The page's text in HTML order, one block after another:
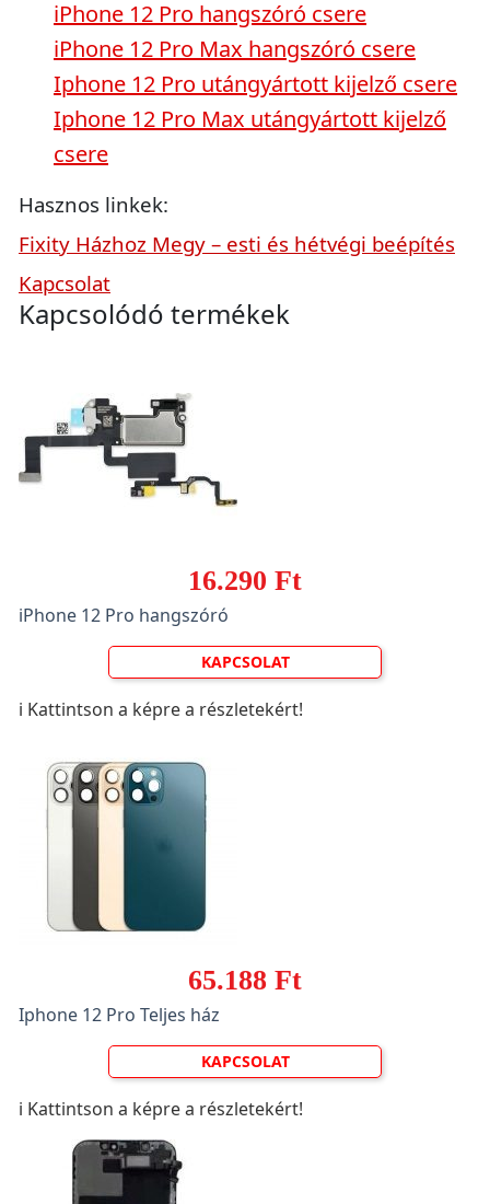
iPhone 12 Pro hangszóró csere
iPhone 12 Pro Max hangszóró csere
Iphone 12 Pro utángyártott kijelző csere
Iphone 12 Pro Max utángyártott kijelző
csere
Hasznos linkek:
Fixity Házhoz Megy – esti és hétvégi beépítés
Kapcsolat
Kapcsolódó termékek
16.290 Ft
iPhone 12 Pro hangszóró
KAPCSOLAT
ℹ️ Kattintson a képre a részletekért!
65.188 Ft
Iphone 12 Pro Teljes ház
KAPCSOLAT
ℹ️ Kattintson a képre a részletekért!